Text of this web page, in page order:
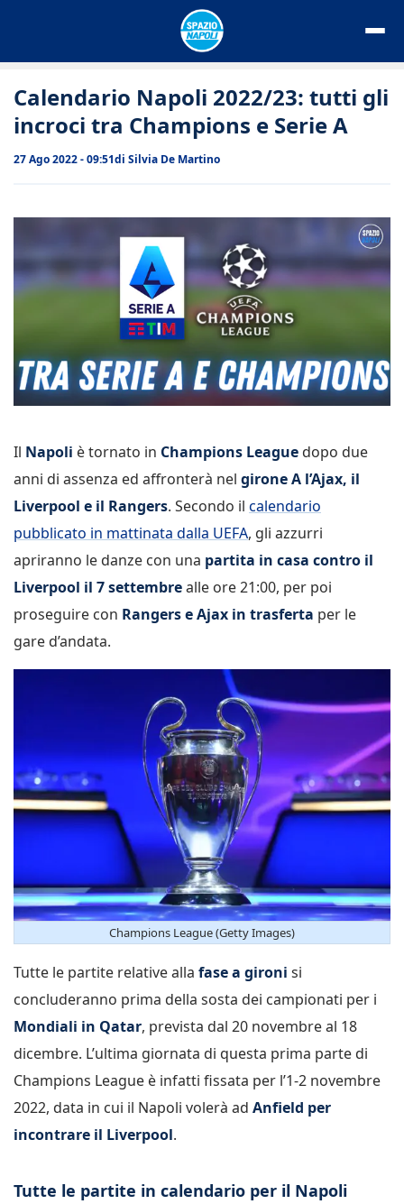
Calendario Napoli 2022/23: tutti gli
incroci tra Champions e Serie A
27 Ago 2022 - 09:51di Silvia De Martino
Il Napoli è tornato in Champions League dopo due
anni di assenza ed affronterà nel girone A l’Ajax, il
Liverpool e il Rangers. Secondo il calendario
pubblicato in mattinata dalla UEFA, gli azzurri
apriranno le danze con una partita in casa contro il
Liverpool il 7 settembrealle ore 21:00, per poi
proseguire con Rangers e Ajax in trasferta per le
gare d’andata.
Champions League (Getty Images)
Tutte le partite relative alla fase a gironi si
concluderanno prima della sosta dei campionati per i
Mondiali in Qatar, prevista dal 20 novembre al 18
dicembre. L’ultima giornata di questa prima parte di
Champions League è infatti fissata per l’1-2 novembre
2022, data in cui il Napoli volerà ad Anfield per
incontrare il Liverpool.
Tutte le partite in calendario per il Napoli